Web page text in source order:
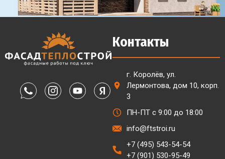
Контакты
г. Королёв, ул.
Лермонтова, дом 10, корп.
3
ПН-ПТ с 9:00 до 18:00
info@ftstroi.ru
+7 (495) 543-54-54
+7 (901) 530-95-49